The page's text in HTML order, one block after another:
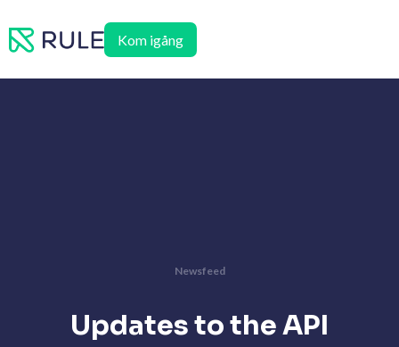
till
Kom igång
Newsfeed
Updates to the API